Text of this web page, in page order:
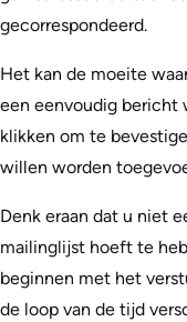
gecorrespondeerd.
Het kan de moeite
een eenvoudig bericht
klikken om te
willen worden
Denk eraan dat u niet
mailinglijst hoeft te
beginnen met het
de loop van de tijd